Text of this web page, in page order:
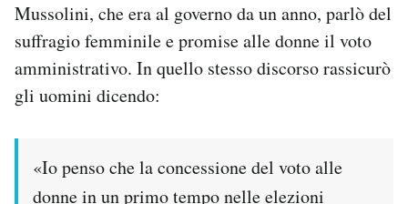
Mussolini, che era al governo da un anno, parlò del
suffragio femminile e promise alle donne il voto
amministrativo. In quello stesso discorso rassicurò
gli uomini dicendo:
«Io penso che la concessione del voto alle
donne in un primo tempo nelle elezioni